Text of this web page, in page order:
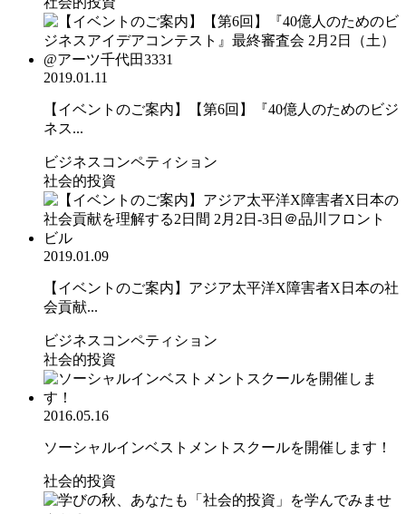
2019.01.11
【イベントのご案内】【第6回】『40億人のためのビジ
ネス...
ビジネスコンペティション
社会的投資
2019.01.09
【イベントのご案内】アジア太平洋X障害者X日本の社
会貢献...
ビジネスコンペティション
社会的投資
2016.05.16
ソーシャルインベストメントスクールを開催します！
社会的投資